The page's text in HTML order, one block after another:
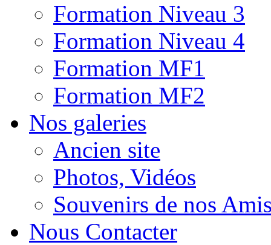
Formation Niveau 3
Formation Niveau 4
Formation MF1
Formation MF2
Nos galeries
Ancien site
Photos, Vidéos
Souvenirs de nos
Nous Contacter